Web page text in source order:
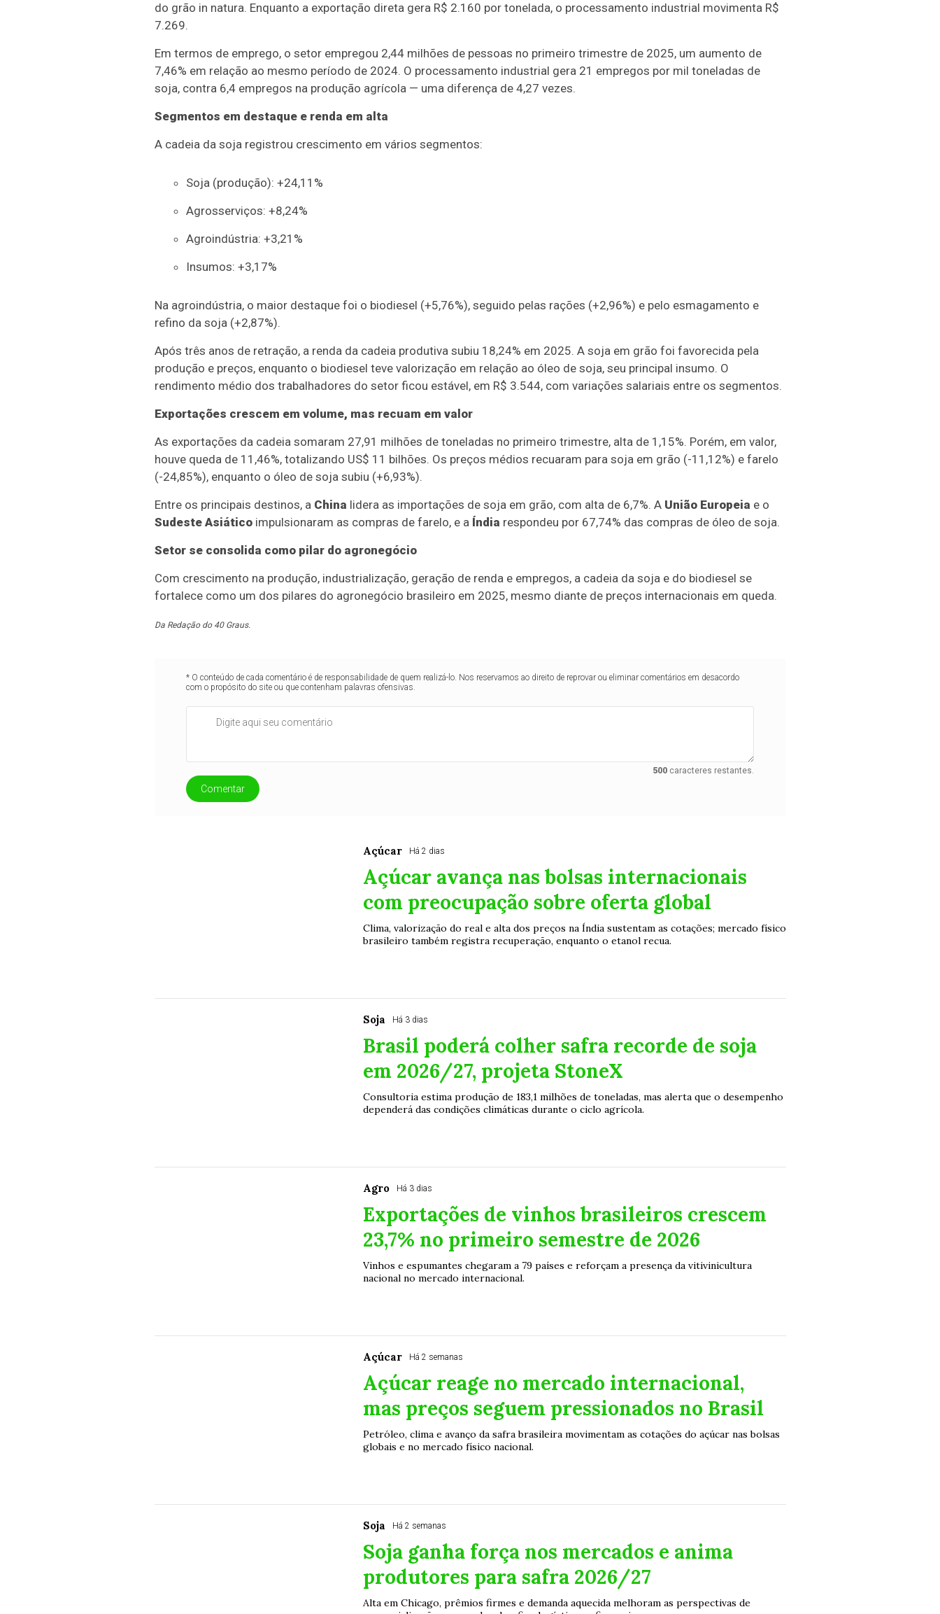
do grão in natura. Enquanto a exportação direta gera R$ 2.160 por tonelada, o processamento industrial movimenta R$
7.269.
Em termos de emprego, o setor empregou 2,44 milhões de pessoas no primeiro trimestre de 2025, um aumento de
7,46% em relação ao mesmo período de 2024. O processamento industrial gera 21 empregos por mil toneladas de
soja, contra 6,4 empregos na produção agrícola — uma diferença de 4,27 vezes.
Segmentos em destaque e renda em alta
A cadeia da soja registrou crescimento em vários segmentos:
Soja (produção): +24,11%
Agrosserviços: +8,24%
Agroindústria: +3,21%
Insumos: +3,17%
Na agroindústria, o maior destaque foi o biodiesel (+5,76%), seguido pelas rações (+2,96%) e pelo esmagamento e
refino da soja (+2,87%).
Após três anos de retração, a renda da cadeia produtiva subiu 18,24% em 2025. A soja em grão foi favorecida pela
produção e preços, enquanto o biodiesel teve valorização em relação ao óleo de soja, seu principal insumo. O
rendimento médio dos trabalhadores do setor ficou estável, em R$ 3.544, com variações salariais entre os segmentos.
Exportações crescem em volume, mas recuam em valor
As exportações da cadeia somaram 27,91 milhões de toneladas no primeiro trimestre, alta de 1,15%. Porém, em valor,
houve queda de 11,46%, totalizando US$ 11 bilhões. Os preços médios recuaram para soja em grão (-11,12%) e farelo
(-24,85%), enquanto o óleo de soja subiu (+6,93%).
Entre os principais destinos, a China lidera as importações de soja em grão, com alta de 6,7%. A União Europeia e o
Sudeste Asiáticoimpulsionaram as compras de farelo, e a Índia respondeu por 67,74% das compras de óleo de soja.
Setor se consolida como pilar do agronegócio
Com crescimento na produção, industrialização, geração de renda e empregos, a cadeia da soja e do biodiesel se
fortalece como um dos pilares do agronegócio brasileiro em 2025, mesmo diante de preços internacionais em queda.
Da Redação do 40 Graus.
* O conteúdo de cada comentário é de responsabilidade de quem realizá-lo. Nos reservamos ao direito de reprovar ou eliminar comentários em desacordo
com o propósito do site ou que contenham palavras ofensivas.
500 caracteres restantes.
Comentar
Açúcar Há 2 dias
Açúcar avança nas bolsas internacionais
com preocupação sobre oferta global
Clima, valorização do real e alta dos preços na Índia sustentam as cotações; mercado físico
brasileiro também registra recuperação, enquanto o etanol recua.
Soja Há 3 dias
Brasil poderá colher safra recorde de soja
em 2026/27, projeta StoneX
Consultoria estima produção de 183,1 milhões de toneladas, mas alerta que o desempenho
dependerá das condições climáticas durante o ciclo agrícola.
Agro Há 3 dias
Exportações de vinhos brasileiros crescem
23,7% no primeiro semestre de 2026
Vinhos e espumantes chegaram a 79 países e reforçam a presença da vitivinicultura
nacional no mercado internacional.
Açúcar Há 2 semanas
Açúcar reage no mercado internacional,
mas preços seguem pressionados no Brasil
Petróleo, clima e avanço da safra brasileira movimentam as cotações do açúcar nas bolsas
globais e no mercado físico nacional.
Soja Há 2 semanas
Soja ganha força nos mercados e anima
produtores para safra 2026/27
Alta em Chicago, prêmios firmes e demanda aquecida melhoram as perspectivas de